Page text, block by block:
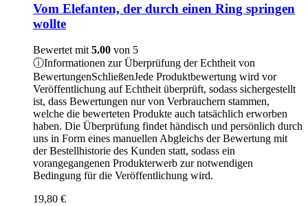
Vom Elefanten, der durch einen Ring springen
wollte
Bewertet mit 5.00 von 5
ⓘInformationen zur Überprüfung der Echtheit von
BewertungenSchließenJede Produktbewertung wird vor
Veröffentlichung auf Echtheit überprüft, sodass sichergestellt
ist, dass Bewertungen nur von Verbrauchern stammen,
welche die bewerteten Produkte auch tatsächlich erworben
haben. Die Überprüfung findet händisch und persönlich durch
uns in Form eines manuellen Abgleichs der Bewertung mit
der Bestellhistorie des Kunden statt, sodass ein
vorangegangenen Produkterwerb zur notwendigen
Bedingung für die Veröffentlichung wird.
19,80 €